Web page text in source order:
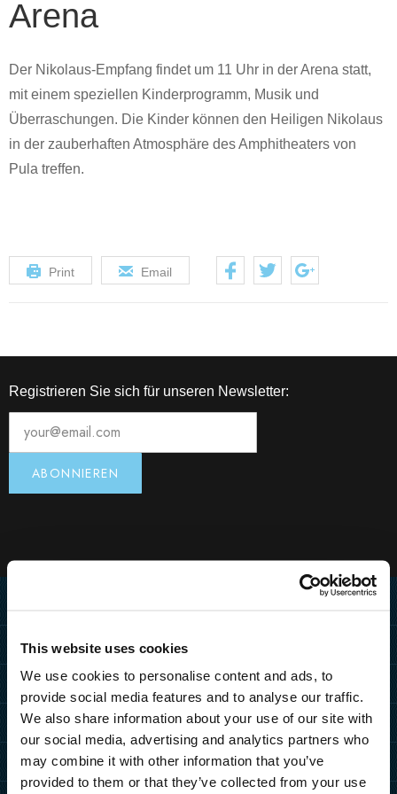
This website uses cookies
We use cookies to personalise content and ads, to
provide social media features and to analyse our traffic.
We also share information about your use of our site with
our social media, advertising and analytics partners who
may combine it with other information that you’ve
provided to them or that they’ve collected from your use
Arena
Der Nikolaus-Empfang findet um 11 Uhr in der Arena statt,
mit einem speziellen Kinderprogramm, Musik und
Überraschungen. Die Kinder können den Heiligen Nikolaus
in der zauberhaften Atmosphäre des Amphitheaters von
Pula treffen.
Print Email
Registrieren Sie sich für unseren Newsletter:
Destination
ANREISE
PULA
MEDULIN
ZAGREB
MORE DESTINATIONS
Hotels
PULA
Grand Hotel Brioni Pula, A
Radisson Collection Hotel
Park Plaza Histria
MEDULIN
Park Plaza Belvedere
TUI BLUE Medulin
Resorts
PULA
Park Plaza Verudela
MEDULIN
Arena Kažela Apartments
Sonderangebote